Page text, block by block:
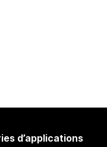
d’applications